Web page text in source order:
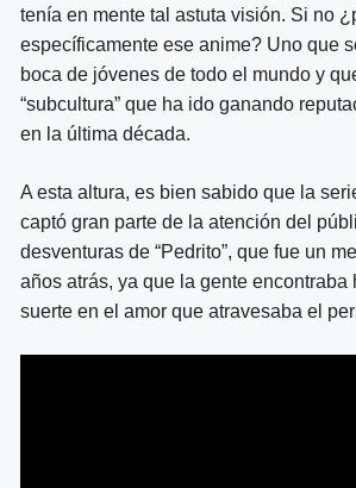
tenía en mente tal astuta visión. Si no
específicamente ese anime? Uno que
boca de jóvenes de todo el mundo y
“subcultura” que ha ido ganando
en la última década.
A esta altura, es bien sabido que la
captó gran parte de la atención del
desventuras de “Pedrito”, que fue un
años atrás, ya que la gente encontraba
suerte en el amor que atravesaba el